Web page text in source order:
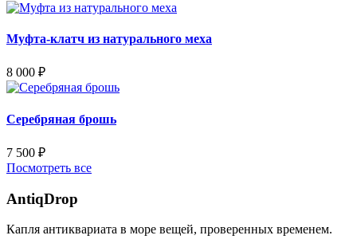
Муфта-клатч из натурального меха
8 000 ₽
Серебряная брошь
7 500 ₽
Посмотреть все
AntiqDrop
Капля антиквариата в море вещей, проверенных временем.